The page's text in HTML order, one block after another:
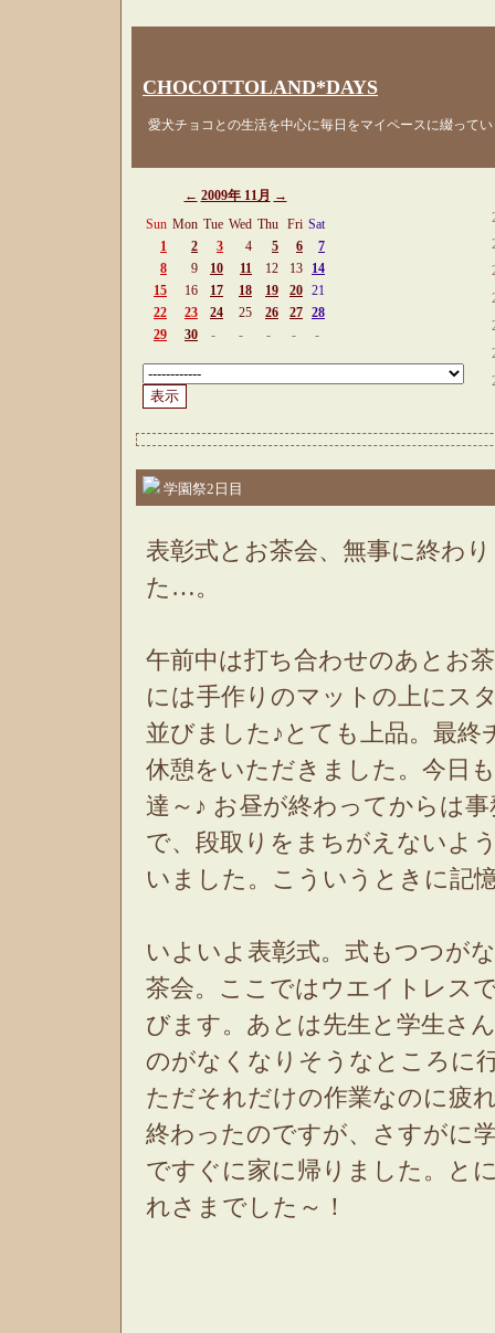
CHOCOTTOLAND*DAYS
愛犬チョコとの生活を中心に毎日をマイペースに綴ってい
← 2009年 11月 →
Sun Mon Tue Wed Thu Fri Sat
1
2 3 4 5 6
7
8
9 10 11 12 13
14
15
16 17 18 19 20 21
22
23 24 25 26 27 28
29
30 - - - - -
学園祭2日目
表彰式とお茶会、無事に終わ
た…。
午前中は打ち合わせのあとお
には手作りのマットの上にス
並びました♪とても上品。最
休憩をいただきました。今日
達～♪ お昼が終わってからは
で、段取りをまちがえないよ
いました。こういうときに記
いよいよ表彰式。式もつつが
茶会。ここではウエイトレス
びます。あとは先生と学生さ
のがなくなりそうなところに
ただそれだけの作業なのに疲
終わったのですが、さすがに
ですぐに家に帰りました。と
れさまでした～！